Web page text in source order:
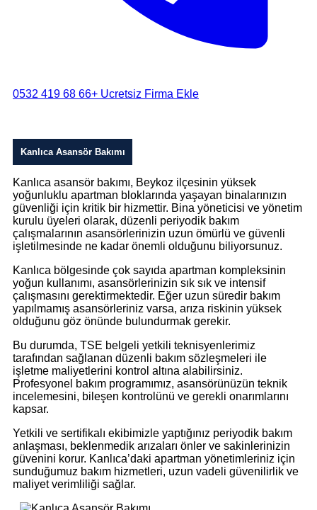
0532 419 68 66+ Ucretsiz Firma Ekle
Kanlıca Asansör Bakımı
Kanlıca asansör bakımı, Beykoz ilçesinin yüksek
yoğunluklu apartman bloklarında yaşayan binalarınızın
güvenliği için kritik bir hizmettir. Bina yöneticisi ve yönetim
kurulu üyeleri olarak, düzenli periyodik bakım
çalışmalarının asansörlerinizin uzun ömürlü ve güvenli
işletilmesinde ne kadar önemli olduğunu biliyorsunuz.
Kanlıca bölgesinde çok sayıda apartman kompleksinin
yoğun kullanımı, asansörlerinizin sık sık ve intensif
çalışmasını gerektirmektedir. Eğer uzun süredir bakım
yapılmamış asansörleriniz varsa, arıza riskinin yüksek
olduğunu göz önünde bulundurmak gerekir.
Bu durumda, TSE belgeli yetkili teknisyenlerimiz
tarafından sağlanan düzenli bakım sözleşmeleri ile
işletme maliyetlerini kontrol altına alabilirsiniz.
Profesyonel bakım programımız, asansörünüzün teknik
incelemesini, bileşen kontrolünü ve gerekli onarımlarını
kapsar.
Yetkili ve sertifikalı ekibimizle yaptığınız periyodik bakım
anlaşması, beklenmedik arızaları önler ve sakinlerinizin
güvenini korur. Kanlıca’daki apartman yönetimleriniz için
sunduğumuz bakım hizmetleri, uzun vadeli güvenilirlik ve
maliyet verimliliği sağlar.